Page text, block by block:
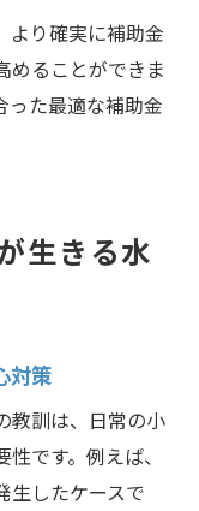
より確実に補助金
めることができま
った最適な補助金
生きる水
対策
教訓は、日常の小
です。例えば、
生したケースで